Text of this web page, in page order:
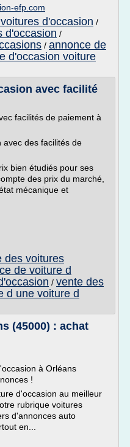
efp.com
d'occasion /
d'occasion /
/ annonce de
d'occasion voiture
avec facilité
facilités de paiement à
avec des facilités de
bien étudiés pour ses
des prix du marché,
mécanique et
des voitures
de voiture d
/ vente des
d une voiture d
(45000) : achat
à Orléans
!
d'occasion au meilleur
rubrique voitures
d'annonces auto
en...